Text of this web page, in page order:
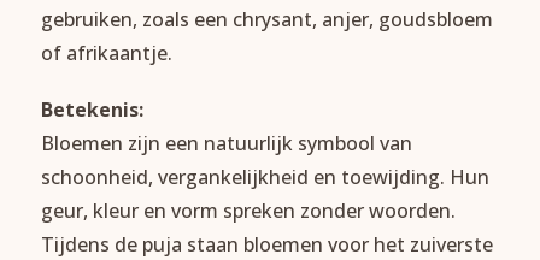
gebruiken, zoals een chrysant, anjer, goudsbloem
of afrikaantje.
Betekenis:
Bloemen zijn een natuurlijk symbool van
schoonheid, vergankelijkheid en toewijding. Hun
geur, kleur en vorm spreken zonder woorden.
Tijdens de puja staan bloemen voor het zuiverste